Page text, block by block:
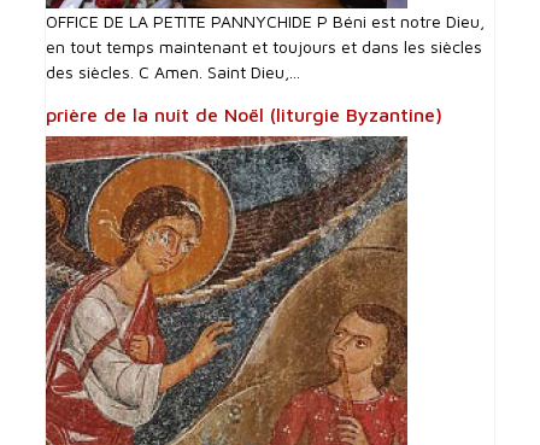
OFFICE DE LA PETITE PANNYCHIDE P Béni est notre Dieu,
en tout temps maintenant et toujours et dans les siècles
des siècles. C Amen. Saint Dieu,...
prière de la nuit de Noël (liturgie Byzantine)